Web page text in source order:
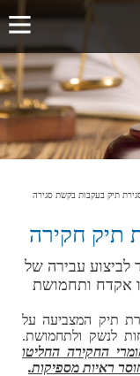
תיק בעקבות בקשת סגירה
תיק חקירה
לביצוע עבירה של
אקדח ותחמושת
תיק המצביעה על
לנשק ולתחמושת.
החקירה החליטו
ראיות מספיקות.